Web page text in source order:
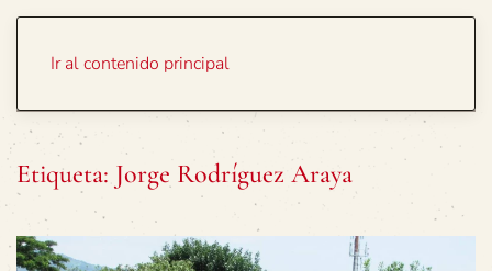
Ir al contenido principal
Etiqueta: Jorge Rodríguez Araya